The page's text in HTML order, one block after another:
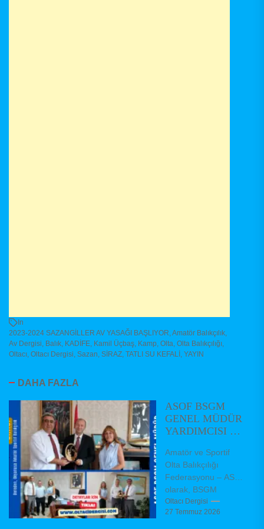
In
2023-2024 SAZANGİLLER AV YASAĞI BAŞLIYOR Amatör Balıkçılık
Av Dergisi Balık KADİFE Kamil Üçbaş Kamp Olta Olta Balıkçılığı
Oltacı Oltacı Dergisi Sazan SİRAZ TATLI SU KEFALİ YAYIN
DAHA FAZLA
ASOF BSGM
GENEL MÜDÜR
YARDIMCISI VE
BAŞKANLARINI
ZİYARET ETTİ
Amatör ve Sportif
Olta Balıkçılığı
Federasyonu – ASOF
olarak, BSGM
Balıkçılık ve Su
Ürünleri Genel Müdür
Oltacı Dergisi
27 Temmuz 2026